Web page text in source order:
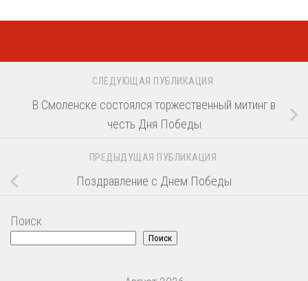
СЛЕДУЮЩАЯ ПУБЛИКАЦИЯ
В Смоленске состоялся торжественный митинг в
честь Дня Победы
ПРЕДЫДУЩАЯ ПУБЛИКАЦИЯ
Поздравление с Днем Победы
Поиск
Поиск